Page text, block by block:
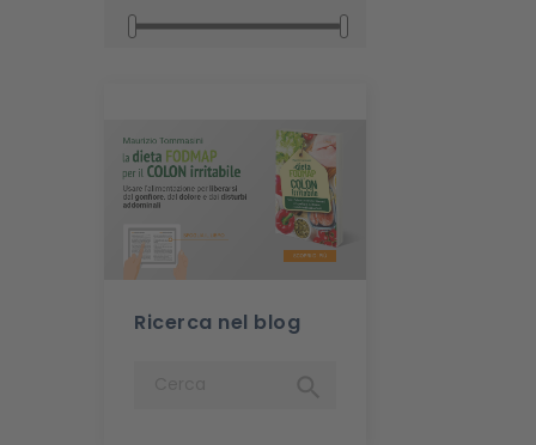
Ricerca nel blog